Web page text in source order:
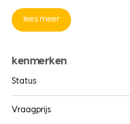
lees meer
kenmerken
Status
Vraagprijs